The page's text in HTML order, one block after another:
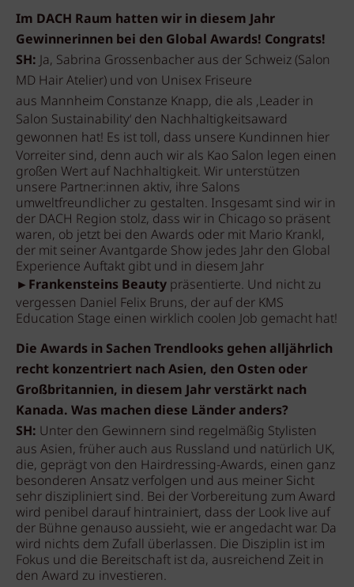
Im DACH Raum hatten wir in diesem Jahr
Gewinnerinnen bei den Global Awards! Congrats!
SH:Ja, Sabrina Grossenbacher aus der Schweiz (Salon
MD Hair Atelier) und von Unisex Friseure
aus Mannheim Constanze Knapp, die als ‚Leader in
Salon Sustainability‘ den Nachhaltigkeitsaward
gewonnen hat! Es ist toll, dass unsere Kundinnen hier
Vorreiter sind, denn auch wir als Kao Salon legen einen
großen Wert auf Nachhaltigkeit. Wir unterstützen
unsere Partner:innen aktiv, ihre Salons
umweltfreundlicher zu gestalten. Insgesamt sind wir in
der DACH Region stolz, dass wir in Chicago so präsent
waren, ob jetzt bei den Awards oder mit Mario Krankl,
der mit seiner Avantgarde Show jedes Jahr den Global
Experience Auftakt gibt und in diesem Jahr
► Frankensteins Beauty präsentierte. Und nicht zu
vergessen Daniel Felix Bruns, der auf der KMS
Education Stage einen wirklich coolen Job gemacht hat!
Die Awards in Sachen Trendlooks gehen alljährlich
recht konzentriert nach Asien, den Osten oder
Großbritannien, in diesem Jahr verstärkt nach
Kanada. Was machen diese Länder anders?
SH: Unter den Gewinnern sind regelmäßig Stylisten
aus Asien, früher auch aus Russland und natürlich UK,
die, geprägt von den Hairdressing-Awards, einen ganz
besonderen Ansatz verfolgen und aus meiner Sicht
sehr diszipliniert sind. Bei der Vorbereitung zum Award
wird penibel darauf hintrainiert, dass der Look live auf
der Bühne genauso aussieht, wie er angedacht war. Da
wird nichts dem Zufall überlassen. Die Disziplin ist im
Fokus und die Bereitschaft ist da, ausreichend Zeit in
den Award zu investieren.